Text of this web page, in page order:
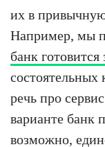
их в
Например, мы
банк
состоятельных
речь про
варианте банк
возможно,